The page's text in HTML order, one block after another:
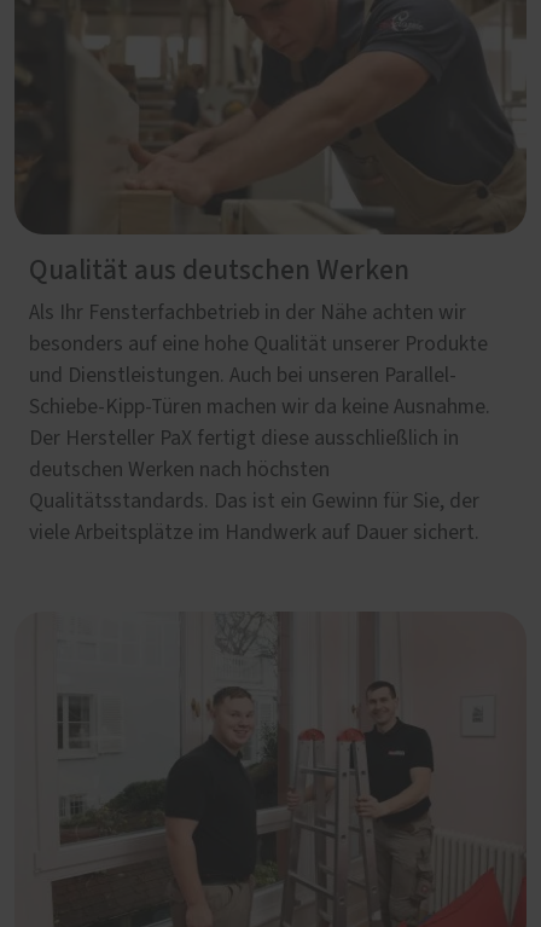
Qualität aus deutschen Werken
Als Ihr Fensterfachbetrieb in der Nähe achten wir
besonders auf eine hohe Qualität unserer Produkte
und Dienstleistungen. Auch bei unseren Parallel-
Schiebe-Kipp-Türen machen wir da keine Ausnahme.
Der Hersteller PaX fertigt diese ausschließlich in
deutschen Werken nach höchsten
Qualitätsstandards. Das ist ein Gewinn für Sie, der
viele Arbeitsplätze im Handwerk auf Dauer sichert.